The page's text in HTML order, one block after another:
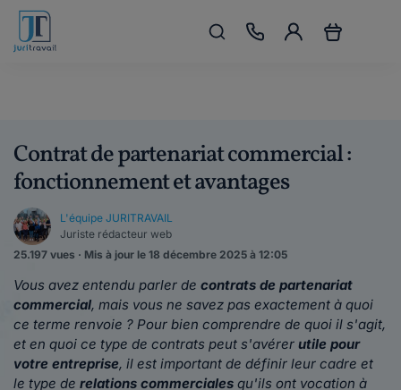
Contrat de partenariat commercial :
fonctionnement et avantages
L'équipe JURITRAVAIL
Juriste rédacteur web
25.197 vues · Mis à jour le 18 décembre 2025 à 12:05
Vous avez entendu parler de contrats de partenariat
commercial, mais vous ne savez pas exactement à quoi
ce terme renvoie ? Pour bien comprendre de quoi il s'agit,
et en quoi ce type de contrats peut s'avérer utile pour
votre entreprise, il est important de définir leur cadre et
le type de relations commerciales qu'ils ont vocation à